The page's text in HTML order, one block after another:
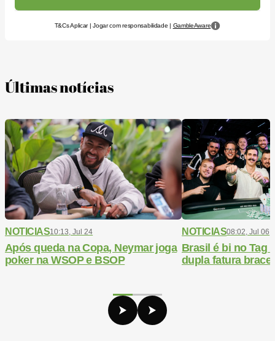
T&Cs Aplicar | Jogar com responsabilidade | GambleAware
Últimas notícias
NOTICIAS10:13, Jul 24
Após queda na Copa, Neymar joga
poker na WSOP e BSOP
NOTICIAS08:02, Jul 06
Brasil é bi no Tag
dupla fatura